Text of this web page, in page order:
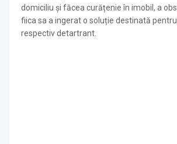
domiciliu și făcea curățenie în imobil, a
fiica sa a ingerat o soluție destinată
respectiv detartrant.